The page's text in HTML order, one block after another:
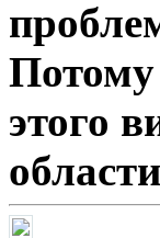
Потому
этого